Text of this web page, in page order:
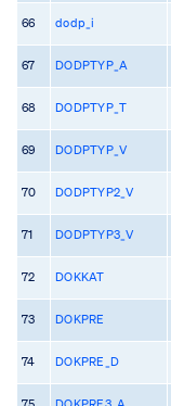
66 dodp_i
67 DODPTYP_A
68 DODPTYP_T
69 DODPTYP_V
70 DODPTYP2_V
71 DODPTYP3_V
72 DOKKAT
73 DOKPRE
74 DOKPRE_D